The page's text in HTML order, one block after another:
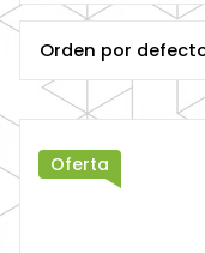
Oferta